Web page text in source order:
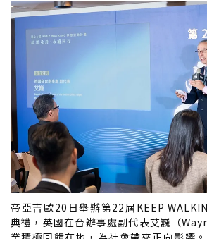
帝亞吉歐20日舉辦第22屆KEEP
典禮，英國在台辦事處副代表艾巍（